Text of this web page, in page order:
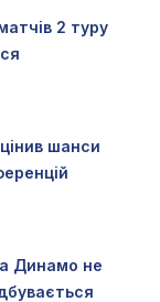
2 туру
шанси
Динамо не